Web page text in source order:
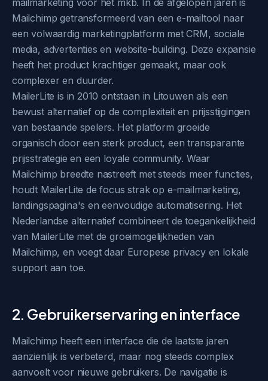
mailmarketing voor het mkb. In de afgelopen jaren is
Mailchimp getransformeerd van een e-mailtool naar
een volwaardig marketingplatform met CRM, sociale
media, advertenties en website-building. Deze expansie
heeft het product krachtiger gemaakt, maar ook
complexer en duurder.
MailerLite is in 2010 ontstaan in Litouwen als een
bewust alternatief op de complexiteit en prijsstijgingen
van bestaande spelers. Het platform groeide
organisch door een sterk product, een transparante
prijsstrategie en een loyale community. Waar
Mailchimp breedte nastreeft met steeds meer functies,
houdt MailerLite de focus strak op e-mailmarketing,
landingspagina's en eenvoudige automatisering. Het
Nederlandse alternatief combineert de toegankelijkheid
van MailerLite met de groeimogelijkheden van
Mailchimp, en voegt daar Europese privacy en lokale
support aan toe.
2. Gebruikerservaring en interface
Mailchimp heeft een interface die de laatste jaren
aanzienlijk is verbeterd, maar nog steeds complex
aanvoelt voor nieuwe gebruikers. De navigatie is